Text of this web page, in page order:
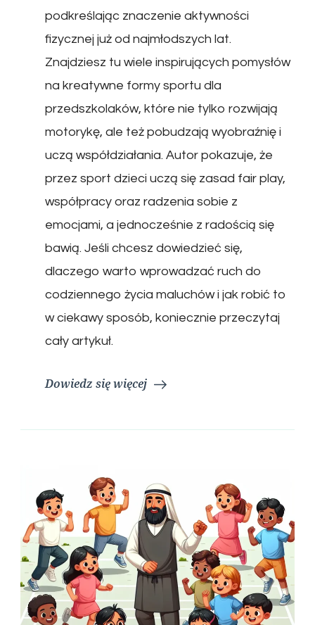
podkreślając znaczenie aktywności
fizycznej już od najmłodszych lat.
Znajdziesz tu wiele inspirujących pomysłów
na kreatywne formy sportu dla
przedszkolaków, które nie tylko rozwijają
motorykę, ale też pobudzają wyobraźnię i
uczą współdziałania. Autor pokazuje, że
przez sport dzieci uczą się zasad fair play,
współpracy oraz radzenia sobie z
emocjami, a jednocześnie z radością się
bawią. Jeśli chcesz dowiedzieć się,
dlaczego warto wprowadzać ruch do
codziennego życia maluchów i jak robić to
w ciekawy sposób, koniecznie przeczytaj
cały artykuł.
Dowiedz się więcej